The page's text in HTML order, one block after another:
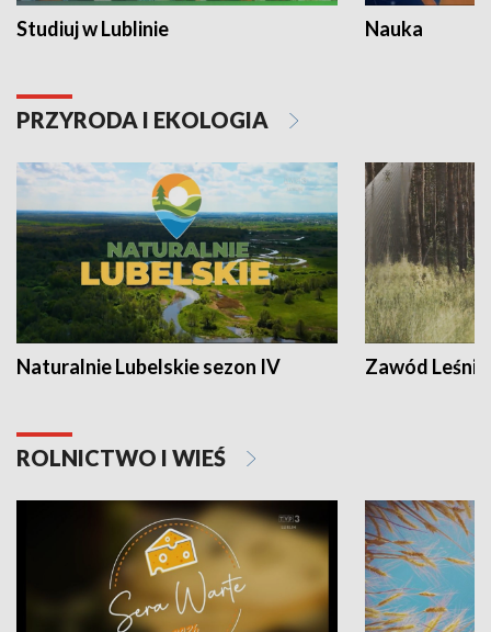
Studiuj w Lublinie Nauka
PRZYRODA I EKOLOGIA
Naturalnie Lubelskie sezon IV Zawód Leśnik
ROLNICTWO I WIEŚ